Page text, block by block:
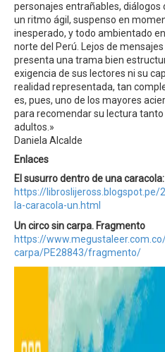
personajes entrañables,
un ritmo ágil, suspenso en
inesperado, y todo ambientado
norte del Perú. Lejos de
presenta una trama bien
exigencia de sus lectores ni su
realidad representada, tan
es, pues, uno de los mayores
para recomendar su lectura
adultos.»
Daniela Alcalde
Enlaces
El susurro dentro de una
https://
la-caracola-un.html
Un circo sin carpa. Fragmento
https://
carpa/PE28843/fragmento/